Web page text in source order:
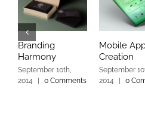
Branding
Harmony
September 10th,
2014
0 Comments
Mobile
Creation
September
2014
0